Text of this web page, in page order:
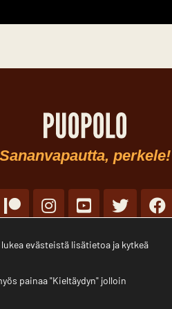
Sananvapautta, perkele!
PatreonInstagramYouTubeTwitter
Tietosuojaseloste
evästeistä lisätietoa ja kytkeä
painaa "Kieltäydyn" jolloin